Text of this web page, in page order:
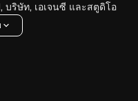
บริษัท, เอเจนซี และสตูดิโอ